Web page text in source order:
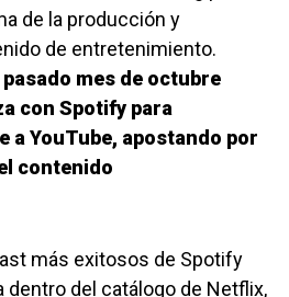
de la producción y
de entretenimiento.
mes de octubre
con Spotify para
a YouTube, apostando por
contenido
más exitosos de Spotify
dentro del catálogo de Netflix,